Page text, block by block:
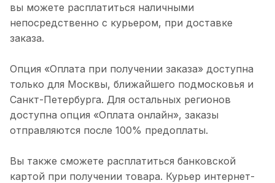
вы можете расплатиться наличными
непосредственно с курьером, при доставке
заказа.
Опция «Оплата при получении заказа» доступна
только для Москвы, ближайшего подмосковья и
Санкт-Петербурга. Для остальных регионов
доступна опция «Оплата онлайн», заказы
отправляются после 100% предоплаты.
Вы также сможете расплатиться банковской
картой при получении товара. Курьер интернет-